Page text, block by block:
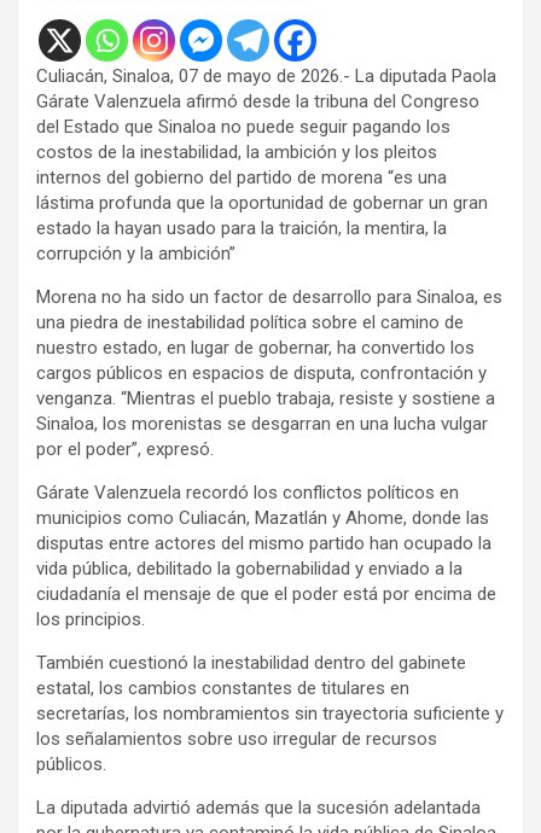
Culiacán, Sinaloa, 07 de mayo de 2026.- La diputada Paola
Gárate Valenzuela afirmó desde la tribuna del Congreso
del Estado que Sinaloa no puede seguir pagando los
costos de la inestabilidad, la ambición y los pleitos
internos del gobierno del partido de morena “es una
lástima profunda que la oportunidad de gobernar un gran
estado la hayan usado para la traición, la mentira, la
corrupción y la ambición”
Morena no ha sido un factor de desarrollo para Sinaloa, es
una piedra de inestabilidad política sobre el camino de
nuestro estado, en lugar de gobernar, ha convertido los
cargos públicos en espacios de disputa, confrontación y
venganza. “Mientras el pueblo trabaja, resiste y sostiene a
Sinaloa, los morenistas se desgarran en una lucha vulgar
por el poder”, expresó.
Gárate Valenzuela recordó los conflictos políticos en
municipios como Culiacán, Mazatlán y Ahome, donde las
disputas entre actores del mismo partido han ocupado la
vida pública, debilitado la gobernabilidad y enviado a la
ciudadanía el mensaje de que el poder está por encima de
los principios.
También cuestionó la inestabilidad dentro del gabinete
estatal, los cambios constantes de titulares en
secretarías, los nombramientos sin trayectoria suficiente y
los señalamientos sobre uso irregular de recursos
públicos.
La diputada advirtió además que la sucesión adelantada